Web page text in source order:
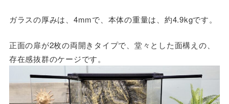
ガラスの厚みは、4mmで、本体の重量は、約4.9kgです。
正面の扉が2枚の両開きタイプで、堂々とした面構えの、
存在感抜群のケージです。